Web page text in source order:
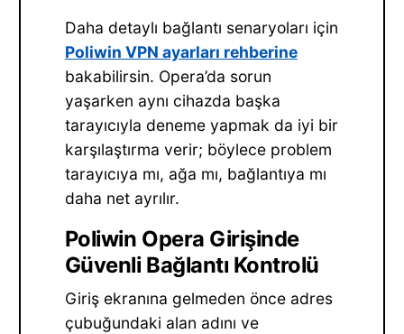
Daha detaylı bağlantı senaryoları için
Poliwin VPN ayarları rehberine
bakabilirsin. Opera’da sorun
yaşarken aynı cihazda başka
tarayıcıyla deneme yapmak da iyi bir
karşılaştırma verir; böylece problem
tarayıcıya mı, ağa mı, bağlantıya mı
daha net ayrılır.
Poliwin Opera Girişinde
Güvenli Bağlantı Kontrolü
Giriş ekranına gelmeden önce adres
çubuğundaki alan adını ve